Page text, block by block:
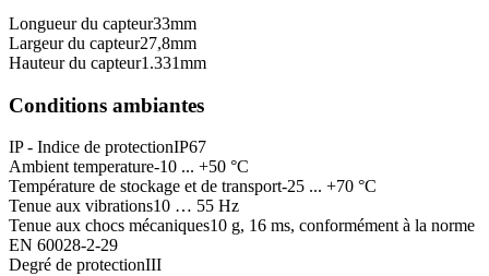
Longueur du capteur33mm
Largeur du capteur27,8mm
Hauteur du capteur1.331mm
Conditions ambiantes
IP - Indice de protectionIP67
Ambient temperature-10 ... +50 °C
Température de stockage et de transport-25 ... +70 °C
Tenue aux vibrations10 … 55 Hz
Tenue aux chocs mécaniques10 g, 16 ms, conformément à la norme
EN 60028-2-29
Degré de protectionIII